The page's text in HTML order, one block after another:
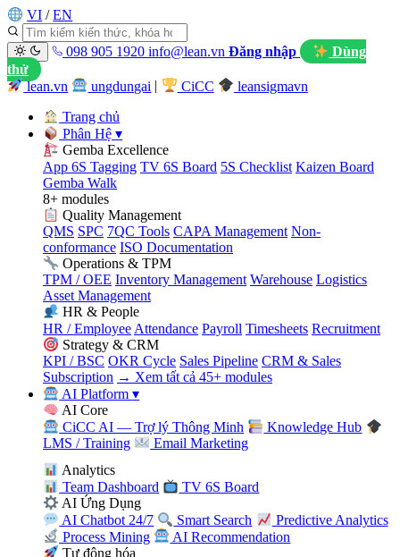
VI / EN
098 905 1920 info@lean.vn Đăng nhập
Dùng
thử
lean.vn
ungdungai CiCC leansigmavn
Trang chủ
Phân Hệ▾
Gemba Excellence
App 6S Tagging TV 6S Board 5S Checklist Kaizen Board
Gemba Walk
8+ modules
Quality Management
QMS SPC 7QC Tools CAPA Management Non-
conformance ISO Documentation
Operations & TPM
TPM / OEE Inventory Management Warehouse Logistics
Asset Management
HR & People
HR / Employee Attendance Payroll Timesheets Recruitment
Strategy & CRM
KPI / BSC OKR Cycle Sales Pipeline CRM & Sales
Subscription → Xem tất cả 45+ modules
AI Platform▾
AI Core
CiCC AI — Trợ lý Thông Minh
Knowledge Hub
LMS / Training
Email Marketing
Analytics
Team Dashboard
TV 6S Board
AI Ứng Dụng
AI Chatbot 24/7
Smart Search
Predictive Analytics
Process Mining
AI Recommendation
Tự động hóa